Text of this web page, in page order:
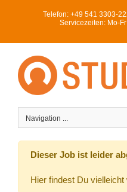
Telefon: +49 541 3303-
Servicezeiten: Mo-
Navigation ...
Dieser Job ist leider
Hier findest Du vielleicht